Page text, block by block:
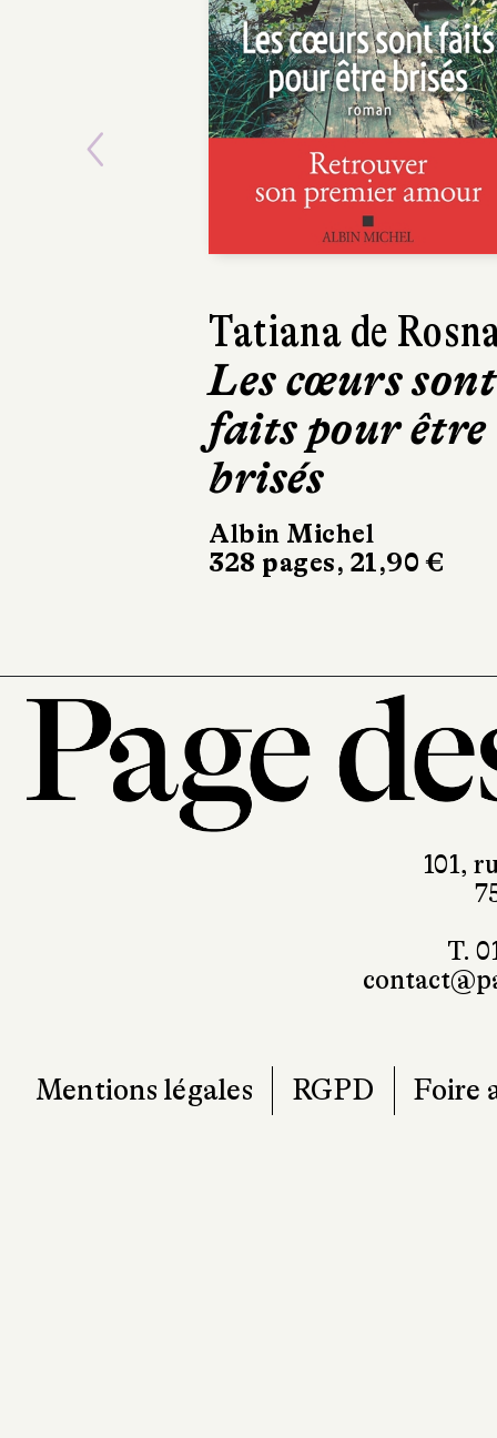
Tatiana de
Les cœurs sont
faits pour être
brisés
Albin Michel
328 pages, 21,90 €
Richard
Braquage à
Belfast
Gallimard
Previous
101,
T.
Mentions légales RGPD Foire